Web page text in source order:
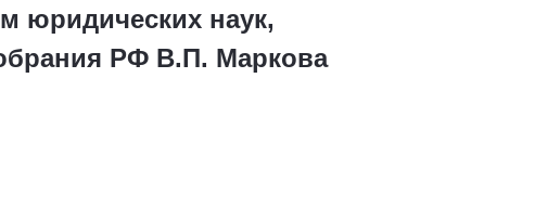
юридических наук,
РФ В.П. Маркова